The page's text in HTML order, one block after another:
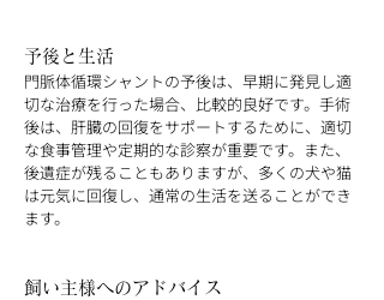
予後と生活
門脈体循環シャントの予後は、早期に発見し適
切な治療を行った場合、比較的良好です。手術
後は、肝臓の回復をサポートするために、適切
な食事管理や定期的な診察が重要です。また、
後遺症が残ることもありますが、多くの犬や猫
は元気に回復し、通常の生活を送ることができ
ます。
飼い主様へのアドバイス